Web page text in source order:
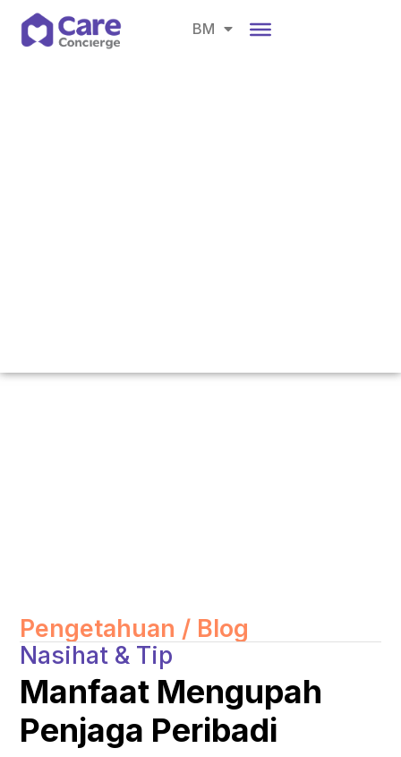
BM
CH
Pengetahuan / Blog
Nasihat & Tip
Manfaat Mengupah
Penjaga Peribadi